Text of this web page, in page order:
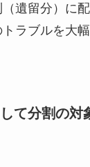
遺留分）に
ラブルを大
て分割の対